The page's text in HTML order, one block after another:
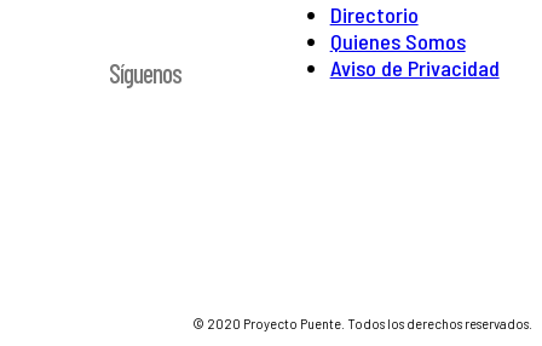
Directorio
Quienes Somos
Aviso de Privacidad
Síguenos
© 2020 Proyecto Puente. Todos los derechos reservados.